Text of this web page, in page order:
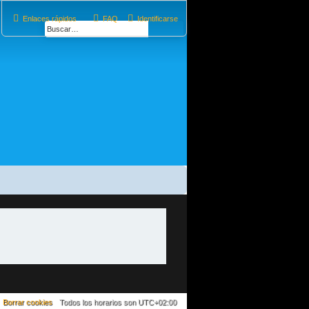
Enlaces rápidos Identificarse
FAQ
Todos los horarios son UTC+02:00
Borrar cookies